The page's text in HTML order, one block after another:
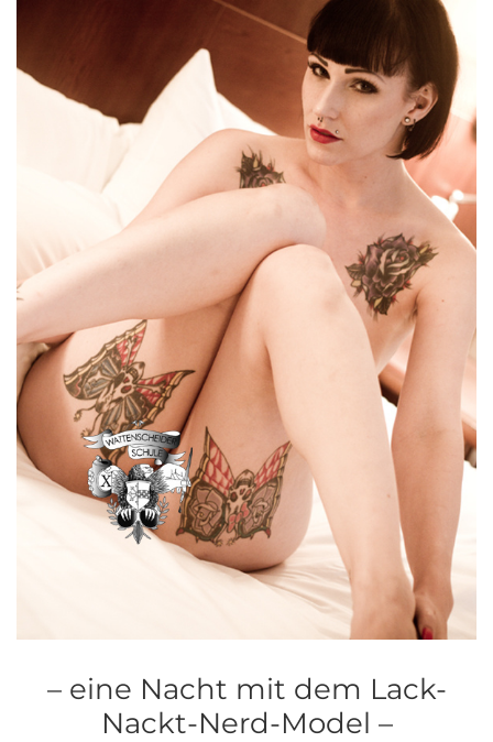
– eine Nacht mit dem Lack-
Nackt-Nerd-Model –